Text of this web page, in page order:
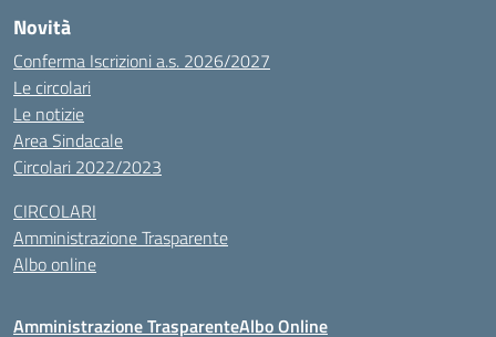
Novità
Conferma Iscrizioni a.s. 2026/2027
Le circolari
Le notizie
Area Sindacale
Circolari 2022/2023
CIRCOLARI
Amministrazione Trasparente
Albo online
Amministrazione TrasparenteAlbo Online